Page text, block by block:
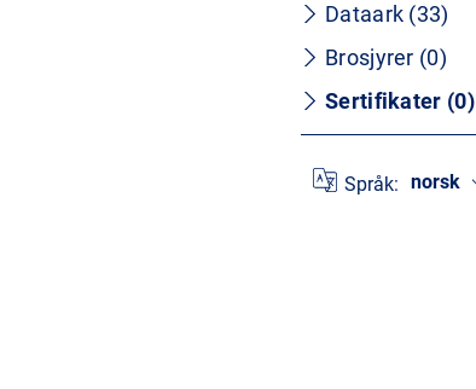
Dataark (33)
Brosjyrer (0)
Sertifikater (0)
Språk: norsk